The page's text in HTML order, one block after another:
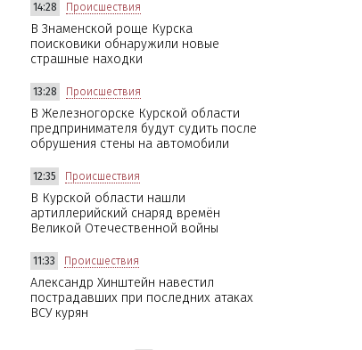
14:28 Происшествия
В Знаменской роще Курска
поисковики обнаружили новые
страшные находки
13:28 Происшествия
В Железногорске Курской области
предпринимателя будут судить после
обрушения стены на автомобили
12:35 Происшествия
В Курской области нашли
артиллерийский снаряд времён
Великой Отечественной войны
11:33 Происшествия
Александр Хинштейн навестил
пострадавших при последних атаках
ВСУ курян